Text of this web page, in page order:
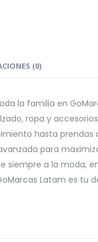
(0)
la familia en
ropa y
hasta
para
a la moda,
Latam es tu